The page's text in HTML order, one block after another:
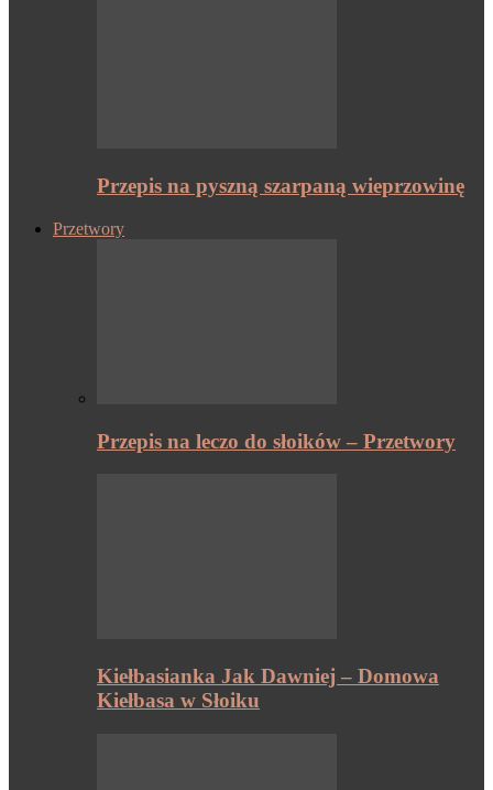
Przepis na pyszną szarpaną wieprzowinę
Przetwory
Przepis na leczo do słoików – Przetwory
Kiełbasianka Jak Dawniej – Domowa
Kiełbasa w Słoiku